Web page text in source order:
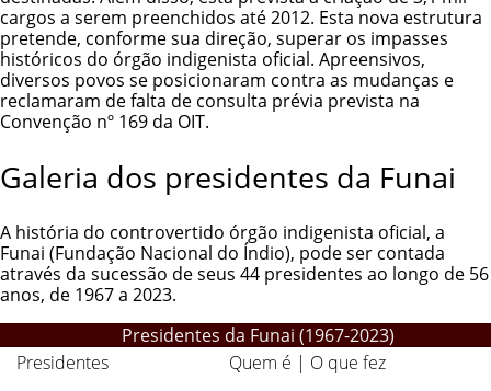
cargos a serem preenchidos até 2012. Esta nova estrutura
pretende, conforme sua direção, superar os impasses
históricos do órgão indigenista oficial. Apreensivos,
diversos povos se posicionaram contra as mudanças e
reclamaram de falta de consulta prévia prevista na
Convenção nº 169 da OIT.
Galeria dos presidentes da Funai
A história do controvertido órgão indigenista oficial, a
Funai (Fundação Nacional do Índio), pode ser contada
através da sucessão de seus 44 presidentes ao longo de 56
anos, de 1967 a 2023.
Presidentes da Funai (1967-2023)
Presidentes
Quem é | O que fez